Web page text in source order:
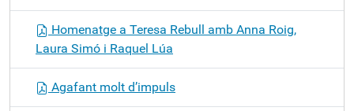
Homenatge a Teresa Rebull amb Anna Roig,
Laura Simó i Raquel Lúa
Agafant molt d’impuls